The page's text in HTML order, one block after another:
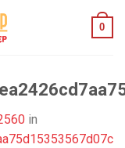
0
in